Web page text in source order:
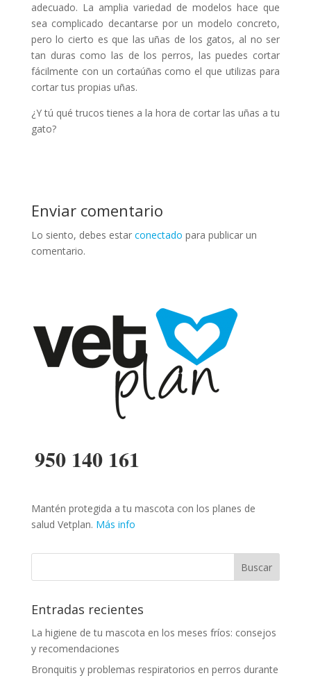
adecuado. La amplia variedad de modelos hace que
sea complicado decantarse por un modelo concreto,
pero lo cierto es que las uñas de los gatos, al no ser
tan duras como las de los perros, las puedes cortar
fácilmente con un cortaúñas como el que utilizas para
cortar tus propias uñas.
¿Y tú qué trucos tienes a la hora de cortar las uñas a tu
gato?
Enviar comentario
Lo siento, debes estar conectado para publicar un
comentario.
950 140 161
Mantén protegida a tu mascota con los planes de
salud Vetplan. Más info
Entradas recientes
La higiene de tu mascota en los meses fríos: consejos
y recomendaciones
Bronquitis y problemas respiratorios en perros durante